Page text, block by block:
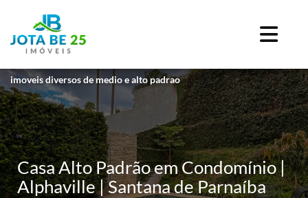
imoveis diversos de medio e alto padrao
Casa Alto Padrão em Condomínio |
Alphaville | Santana de Parnaíba